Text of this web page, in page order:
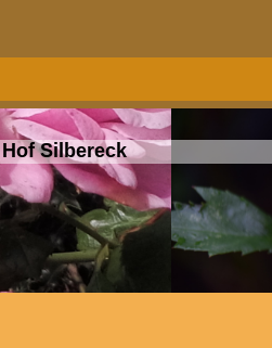
Silbereck